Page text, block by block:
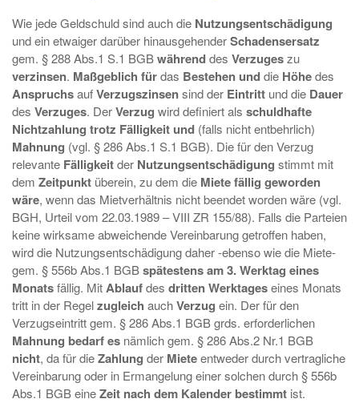
Wie jede Geldschuld sind auch die Nutzungsentschädigung
und ein etwaiger darüber hinausgehenderSchadensersatz
gem. § 288 Abs.1 S.1 BGBwährenddes Verzugeszu
verzinsen. Maßgeblich fürdas Bestehen unddie Höhedes
AnspruchsaufVerzugszinsensind der Eintritt und die Dauer
des Verzuges. DerVerzug wird definiert als schuldhafte
Nichtzahlung trotz Fälligkeit und (falls nicht entbehrlich)
Mahnung (vgl. § 286 Abs.1 S.1 BGB). Die für den Verzug
relevante Fälligkeitder Nutzungsentschädigung stimmt mit
dem Zeitpunkt überein, zu dem die Miete fällig geworden
wäre, wenn das Mietverhältnis nicht beendet worden wäre (vgl.
BGH, Urteil vom 22.03.1989 – VIII ZR 155/88). Falls die Parteien
keine wirksame abweichende Vereinbarung getroffen haben,
wird die Nutzungsentschädigung daher -ebenso wie die Miete-
gem. § 556b Abs.1 BGBspätestens am 3. Werktag eines
Monatsfällig. MitAblaufdes dritten Werktageseines Monats
tritt in der Regelzugleich auchVerzug ein. Der für den
Verzugseintritt gem. § 286 Abs.1 BGB grds. erforderlichen
Mahnung bedarf es nämlich gem. § 286 Abs.2 Nr.1 BGB
nicht, da für dieZahlung der Mieteentweder durch vertragliche
Vereinbarung oder in Ermangelung einer solchen durch § 556b
Abs.1 BGB eineZeit nach dem Kalender bestimmt ist.